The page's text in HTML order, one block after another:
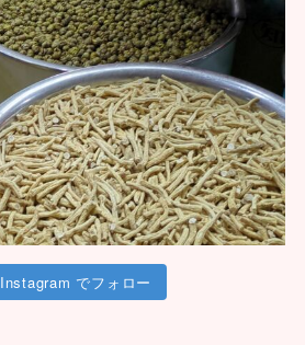
Instagram でフォロー